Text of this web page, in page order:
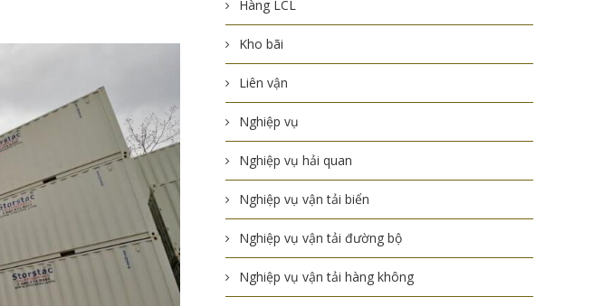
Hàng LCL
Kho bãi
Liên vận
Nghiệp vụ
Nghiệp vụ hải quan
Nghiệp vụ vận tải biển
Nghiệp vụ vận tải đường bộ
Nghiệp vụ vận tải hàng không